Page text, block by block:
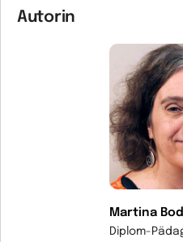
Autorin
Martina
Diplom-